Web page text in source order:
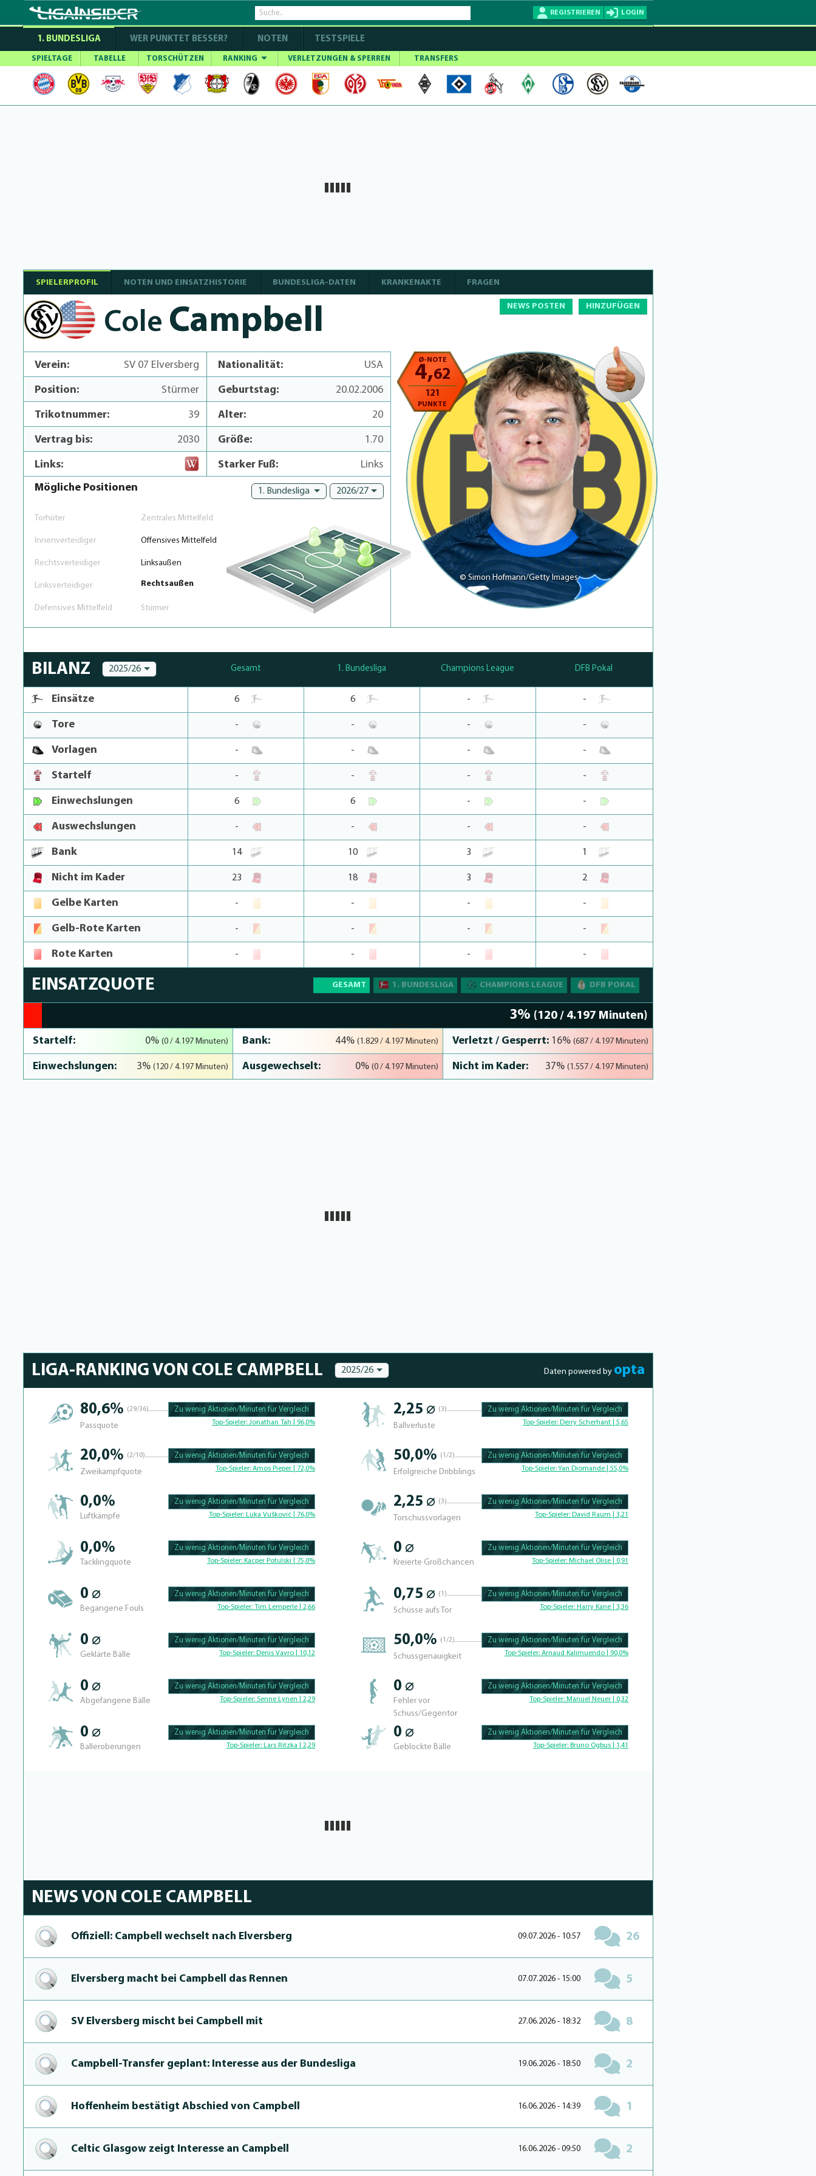
REGISTRIEREN LOGIN
1. BUNDESLIGA WER PUNKTET BESSER? NOTEN TESTSPIELE
SPIELTAGE TABELLE TORSCHÜTZEN RANKING VERLETZUNGEN & SPERREN TRANSFERS
SPIELERPROFIL NOTEN UND EINSATZHISTORIE BUNDESLIGA-DATEN KRANKENAKTE FRAGEN
NEWS POSTEN HINZUFÜGEN
Cole Campbell
Verein: SV 07 Elversberg
Position: Stürmer
Trikotnummer: 39
Vertrag bis: 2030
Links:
Nationalität: USA
Geburtstag: 20.02.2006
Alter: 20
Größe: 1.70
Starker Fuß:
Links
Mögliche Positionen
1. Bundesliga 2026/27
Torhüter Zentrales Mittelfeld
Innenverteidiger Offensives Mittelfeld
Rechtsverteidiger Linksaußen
Linksverteidiger Rechtsaußen
Defensives Mittelfeld Stürmer
© Simon Hofmann/Getty Images
Ø-NOTE
4,62
121
PUNKTE
BILANZ 2025/26 Gesamt 1. Bundesliga Champions League DFB Pokal
Einsätze 6 6 - -
Tore - - - -
Vorlagen - - - -
Startelf - - - -
Einwechslungen 6 6 - -
Auswechslungen - - - -
Bank 14 10 3 1
Nicht im Kader 23 18 3 2
Gelbe Karten - - - -
Gelb-Rote Karten - - - -
Rote Karten - - - -
EINSATZQUOTE GESAMT 1. BUNDESLIGA CHAMPIONS LEAGUE DFB POKAL
3% (120 / 4.197 Minuten)
Startelf: 0%(0 / 4.197 Minuten) Bank: 44% (1.829 / 4.197 Minuten) Verletzt / Gesperrt: 16% (687 / 4.197 Minuten)
Einwechslungen: 3%(120 / 4.197 Minuten) Ausgewechselt: 0% (0 / 4.197 Minuten) Nicht im Kader: 37% (1.557 / 4.197 Minuten)
LIGA-RANKING VON COLE CAMPBELL 2025/26 Daten powered by opta
80,6% (29/36)
Passquote
100.39682539683% Complete
Zu wenig Aktionen/Minuten für Vergleich
Top-Spieler: Jonathan Tah | 96,0%
20,0% (2/10)
Zweikampfquote
100.390625% Complete
Zu wenig Aktionen/Minuten für Vergleich
Top-Spieler: Amos Pieper | 72,0%
0,0%
Luftkämpfe
100.41493775934% Complete
Zu wenig Aktionen/Minuten für Vergleich
Top-Spieler: Luka Vušković | 76,0%
0,0%
Tacklingquote
100.39682539683% Complete
Zu wenig Aktionen/Minuten für Vergleich
Top-Spieler: Kacper Potulski | 75,0%
0 ⌀
Begangene Fouls
100.4% Complete
Zu wenig Aktionen/Minuten für Vergleich
Top-Spieler: Tim Lemperle | 2,66
0 ⌀
Geklärte Bälle
100.46728971963% Complete
Zu wenig Aktionen/Minuten für Vergleich
Top-Spieler: Denis Vavro | 10,12
0 ⌀
Abgefangene Bälle
100.43859649123% Complete
Zu wenig Aktionen/Minuten für Vergleich
Top-Spieler: Senne Lynen | 2,29
0 ⌀
Balleroberungen
100.40650406504% Complete
Zu wenig Aktionen/Minuten für Vergleich
Top-Spieler: Lars Ritzka | 2,29
2,25 ⌀ (3)
Ballverluste
100.47619047619% Complete
Zu wenig Aktionen/Minuten für Vergleich
Top-Spieler: Derry Scherhant | 5,65
50,0% (1/2)
Erfolgreiche Dribblings
100.46296296296% Complete
Zu wenig Aktionen/Minuten für Vergleich
Top-Spieler:Yan Diomande | 55,0%
2,25 ⌀ (3)
Torschussvorlagen
100.4329004329% Complete
Zu wenig Aktionen/Minuten für Vergleich
Top-Spieler: David Raum | 3,21
0 ⌀
Kreierte Großchancen
100.625% Complete
Zu wenig Aktionen/Minuten für Vergleich
Top-Spieler: Michael Olise | 0,91
0,75 ⌀ (1)
Schüsse aufs Tor
100.46296296296% Complete
Zu wenig Aktionen/Minuten für Vergleich
Top-Spieler: Harry Kane | 3,36
50,0% (1/2)
Schussgenauigkeit
100.42735042735% Complete
Zu wenig Aktionen/Minuten für Vergleich
Top-Spieler: Arnaud Kalimuendo | 90,0%
0 ⌀
Fehler vor
Schuss/Gegentor
100.56497175141% Complete
Zu wenig Aktionen/Minuten für Vergleich
Top-Spieler: Manuel Neuer | 0,32
0 ⌀
Geblockte Bälle
100.46728971963% Complete
Zu wenig Aktionen/Minuten für Vergleich
Top-Spieler: Bruno Ogbus | 1,41
NEWS VON COLE CAMPBELL
Offiziell: Campbell wechselt nach Elversberg 09.07.2026 - 10:57 26
Elversberg macht bei Campbell das Rennen 07.07.2026 - 15:00 5
SV Elversberg mischt bei Campbell mit 27.06.2026 - 18:32 8
Campbell-Transfer geplant: Interesse aus der Bundesliga 19.06.2026 - 18:50 2
Hoffenheim bestätigt Abschied von Campbell 16.06.2026 - 14:39 1
Celtic Glasgow zeigt Interesse an Campbell 16.06.2026 - 09:50 2